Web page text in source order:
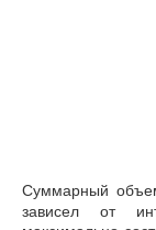
Суммарный
зависел от